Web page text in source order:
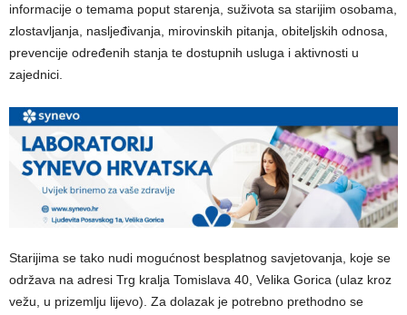
informacije o temama poput starenja, suživota sa starijim osobama,
zlostavljanja, nasljeđivanja, mirovinskih pitanja, obiteljskih odnosa,
prevencije određenih stanja te dostupnih usluga i aktivnosti u
zajednici.
Starijima se tako nudi mogućnost besplatnog savjetovanja, koje se
održava na adresi Trg kralja Tomislava 40, Velika Gorica (ulaz kroz
vežu, u prizemlju lijevo). Za dolazak je potrebno prethodno se